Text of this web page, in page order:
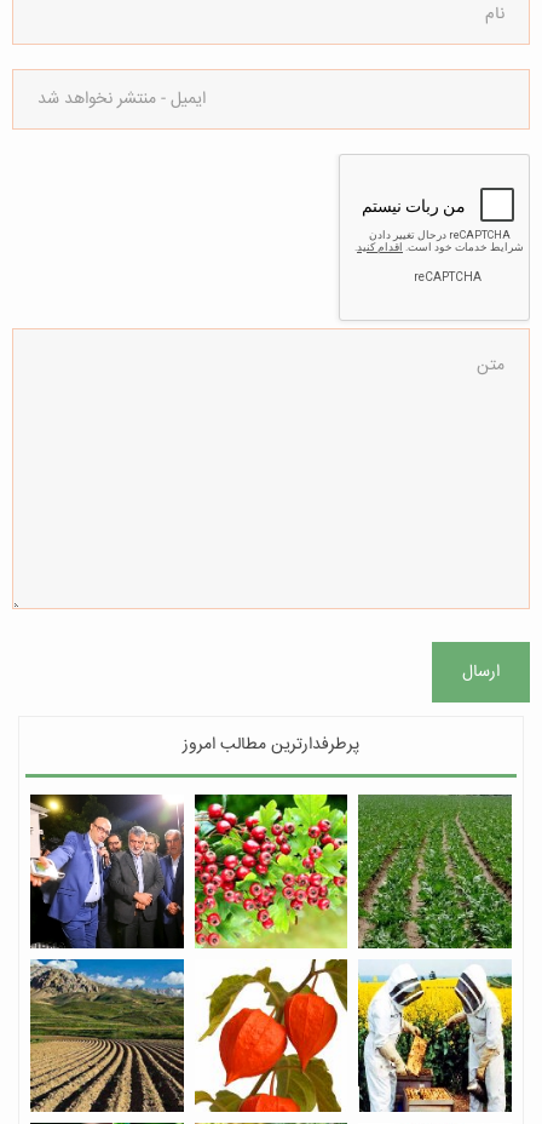
ارسال
پرطرفدارترین مطالب امروز